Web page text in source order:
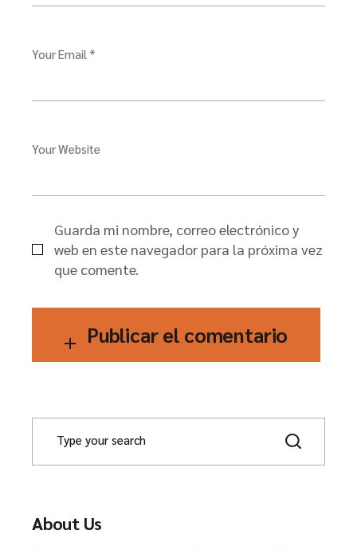
Your Email *
Your Website
Guarda mi nombre, correo electrónico y
web en este navegador para la próxima vez
que comente.
Publicar el comentario
About Us